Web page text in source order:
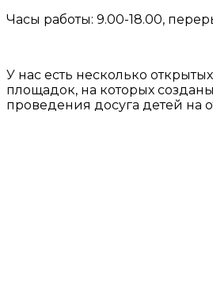
Часы работы: 9.00-18.00,
У нас есть несколько
площадок, на которых
проведения досуга детей на